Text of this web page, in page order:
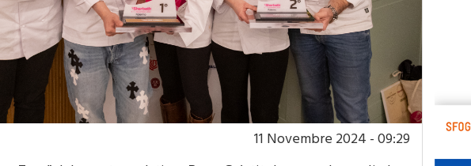
11 Novembre 2024 - 09:29